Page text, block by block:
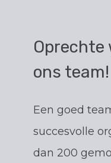
Oprechte
ons team!
Een goed
succesvolle
dan 200